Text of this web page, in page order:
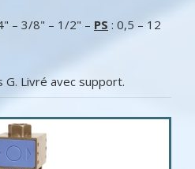
– 3/8" – 1/2" – PS : 0,5 – 12
Livré avec support.